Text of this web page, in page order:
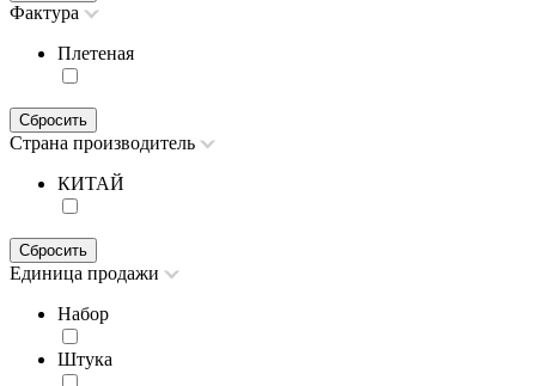
Фактура
Плетеная
Сбросить
Страна производитель
КИТАЙ
Сбросить
Единица продажи
Набор
Штука